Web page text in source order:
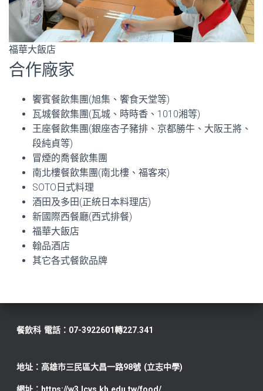
福華大飯店
合作廠家
饗賓餐飲集團(旭集、饗食天堂等)
瓦城餐飲集團(瓦城、時時香、1010湘等)
王座餐飲集團(銀座杏子豬排、京都勝牛、大阪王將、
段純貞等)
冒煙的喬餐飲集團
南北樓餐飲集團(南北樓、福客來)
SOTO日式料理
酒田及多田(正統日本料理店)
新國際西餐廳(西式排餐)
福華大飯店
翰品酒店
其它各式餐飲品牌
餐飲科 電話：07-3922601轉227.341
地址：高雄市三民區大昌一路98號 (立志中學)